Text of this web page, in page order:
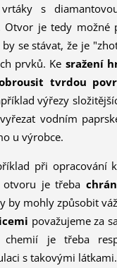
s
Otvor je tedy možné
se stávat, že je
prvků. Ke sražení
tvrdou
výřezy
vodním
u výrobce.
při opracování
otvoru je třeba
by mohly způsobit
považujeme za
je třeba
s takovými látkami.